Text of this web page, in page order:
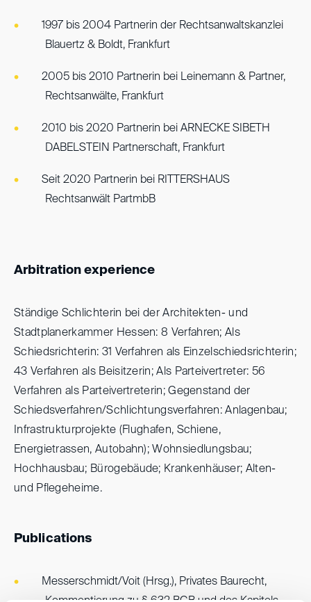
1997 bis 2004 Partnerin der Rechtsanwaltskanzlei
Blauertz & Boldt, Frankfurt
2005 bis 2010 Partnerin bei Leinemann & Partner,
Rechtsanwälte, Frankfurt
2010 bis 2020 Partnerin bei ARNECKE SIBETH
DABELSTEIN Partnerschaft, Frankfurt
Seit 2020 Partnerin bei RITTERSHAUS
Rechtsanwält PartmbB
Arbitration experience
Ständige Schlichterin bei der Architekten- und
Stadtplanerkammer Hessen: 8 Verfahren; Als
Schiedsrichterin: 31 Verfahren als Einzelschiedsrichterin;
43 Verfahren als Beisitzerin; Als Parteivertreter: 56
Verfahren als Parteivertreterin; Gegenstand der
Schiedsverfahren/Schlichtungsverfahren: Anlagenbau;
Infrastrukturprojekte (Flughafen, Schiene,
Energietrassen, Autobahn); Wohnsiedlungsbau;
Hochhausbau; Bürogebäude; Krankenhäuser; Alten-
und Pflegeheime.
Publications
Messerschmidt/Voit (Hrsg.), Privates Baurecht,